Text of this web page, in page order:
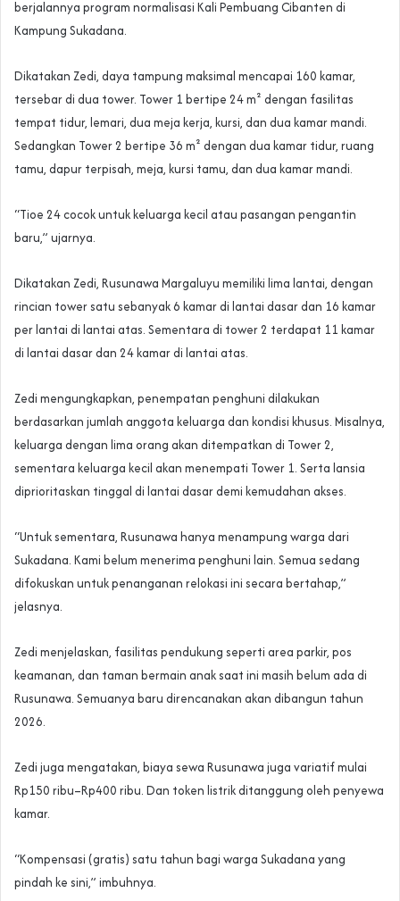
berjalannya program normalisasi Kali Pembuang Cibanten di
Kampung Sukadana.
Dikatakan Zedi, daya tampung maksimal mencapai 160 kamar,
tersebar di dua tower. Tower 1 bertipe 24 m² dengan fasilitas
tempat tidur, lemari, dua meja kerja, kursi, dan dua kamar mandi.
Sedangkan Tower 2 bertipe 36 m² dengan dua kamar tidur, ruang
tamu, dapur terpisah, meja, kursi tamu, dan dua kamar mandi.
“Tioe 24 cocok untuk keluarga kecil atau pasangan pengantin
baru,” ujarnya.
Dikatakan Zedi, Rusunawa Margaluyu memiliki lima lantai, dengan
rincian tower satu sebanyak 6 kamar di lantai dasar dan 16 kamar
per lantai di lantai atas. Sementara di tower 2 terdapat 11 kamar
di lantai dasar dan 24 kamar di lantai atas.
Zedi mengungkapkan, penempatan penghuni dilakukan
berdasarkan jumlah anggota keluarga dan kondisi khusus. Misalnya,
keluarga dengan lima orang akan ditempatkan di Tower 2,
sementara keluarga kecil akan menempati Tower 1. Serta lansia
diprioritaskan tinggal di lantai dasar demi kemudahan akses.
“Untuk sementara, Rusunawa hanya menampung warga dari
Sukadana. Kami belum menerima penghuni lain. Semua sedang
difokuskan untuk penanganan relokasi ini secara bertahap,”
jelasnya.
Zedi menjelaskan, fasilitas pendukung seperti area parkir, pos
keamanan, dan taman bermain anak saat ini masih belum ada di
Rusunawa. Semuanya baru direncanakan akan dibangun tahun
2026.
Zedi juga mengatakan, biaya sewa Rusunawa juga variatif mulai
Rp150 ribu–Rp400 ribu. Dan token listrik ditanggung oleh penyewa
kamar.
“Kompensasi (gratis) satu tahun bagi warga Sukadana yang
pindah ke sini,” imbuhnya.